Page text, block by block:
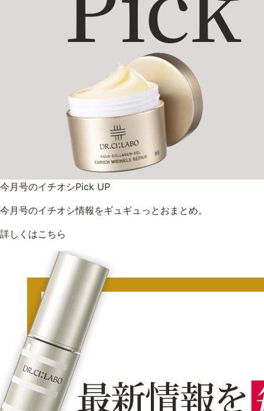
今月号のイチオシPick UP
今月号のイチオシ情報をギュギュっとおまとめ。
詳しくはこちら